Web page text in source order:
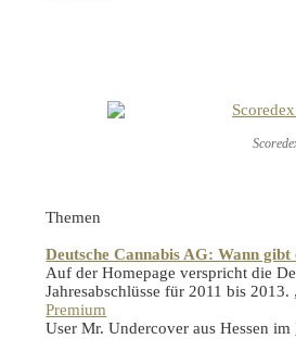
Themen
Deutsche Cannabis AG: Wann gibt
Auf der Homepage verspricht die
Jahresabschlüsse für 2011 bis
Premium
User Mr. Undercover aus Hessen im